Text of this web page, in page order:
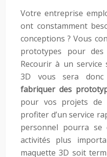
Votre entreprise
ont constamment
conceptions ? Vous
prototypes pour
Recourir à un service
3D vous sera
fabriquer des
pour vos projets de
profiter d’un service
personnel pourra se
activités plus
maquette 3D soit